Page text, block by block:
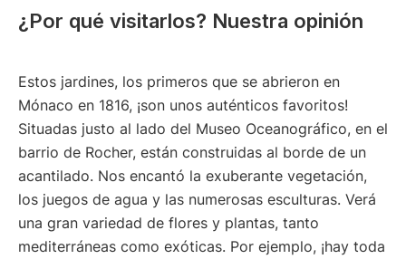
¿Por qué visitarlos? Nuestra opinión
Estos jardines, los primeros que se abrieron en
Mónaco en 1816, ¡son unos auténticos favoritos!
Situadas justo al lado del Museo Oceanográfico, en el
barrio de Rocher, están construidas al borde de un
acantilado. Nos encantó la exuberante vegetación,
los juegos de agua y las numerosas esculturas. Verá
una gran variedad de flores y plantas, tanto
mediterráneas como exóticas. Por ejemplo, ¡hay toda